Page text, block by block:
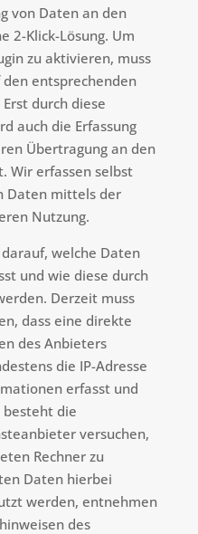
von Daten an den
2-Klick-Lösung. Um
zu aktivieren, muss
entsprechenden
durch diese
auch die Erfassung
Übertragung an den
Wir erfassen selbst
Daten mittels der
Nutzung.
welche Daten
und wie diese durch
Derzeit muss
dass eine direkte
des Anbieters
die IP-Adresse
erfasst und
besteht die
versuchen,
Rechner zu
Daten hierbei
werden, entnehmen
des